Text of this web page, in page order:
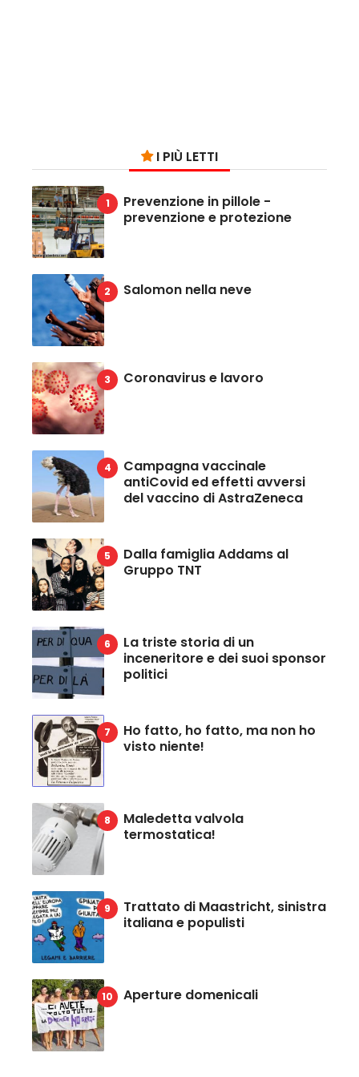
I PIÙ LETTI
Prevenzione in pillole -
prevenzione e protezione
Salomon nella neve
Coronavirus e lavoro
Campagna vaccinale
antiCovid ed effetti avversi
del vaccino di AstraZeneca
Dalla famiglia Addams al
Gruppo TNT
La triste storia di un
inceneritore e dei suoi sponsor
politici
Ho fatto, ho fatto, ma non ho
visto niente!
Maledetta valvola
termostatica!
Trattato di Maastricht, sinistra
italiana e populisti
Aperture domenicali